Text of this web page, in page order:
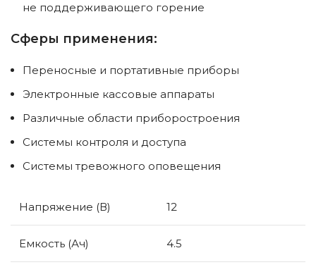
не поддерживающего горение
Сферы применения:
Переносные и портативные приборы
Электронные кассовые аппараты
Различные области приборостроения
Системы контроля и доступа
Системы тревожного оповещения
Напряжение (В) 12
Емкость (Ач) 4.5